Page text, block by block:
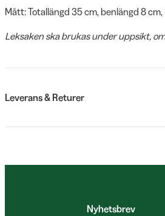
Mått: Totallängd 35 cm, benlängd 8
Leksaken ska brukas under uppsikt,
Leverans & Returer
Nyhetsbrev